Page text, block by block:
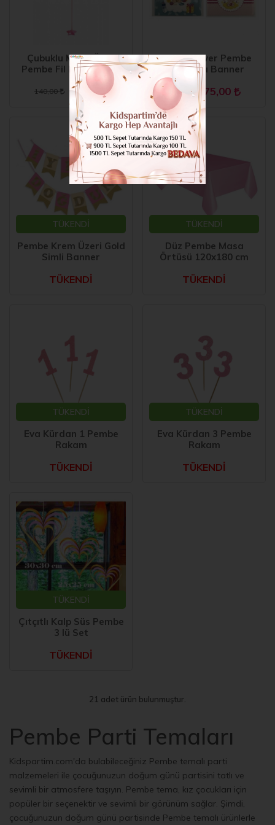
Çubuklu Masa Üstü
Pembe Fil Folyo Balon
140,00 90,00
Baby Shower Pembe
Uzar Yazı Banner
120,00 75,00
TÜKENDİ
Pembe Krem Üzeri Gold
Simli Banner
TÜKENDİ
TÜKENDİ
Düz Pembe Masa
Örtüsü 120x180 cm
TÜKENDİ
TÜKENDİ
Eva Kürdan 1 Pembe
Rakam
TÜKENDİ
TÜKENDİ
Eva Kürdan 3 Pembe
Rakam
TÜKENDİ
TÜKENDİ
Çıtçıtlı Kalp Süs Pembe
3 lü Set
TÜKENDİ
21 adet ürün bulunmuştur.
Pembe Parti Temaları
Kidspartim.com'da bulabileceğiniz Pembe temalı parti
malzemeleri ile çocuğunuzun doğum günü partisini tatlı ve
sevimli bir atmosfere taşıyın. Pembe tema, kız çocukları için
popüler bir seçenektir ve sevimli bir görünüm sağlar. Şimdi,
çocuğunuzun doğum günü partisinde Pembe temalı ürünlerle